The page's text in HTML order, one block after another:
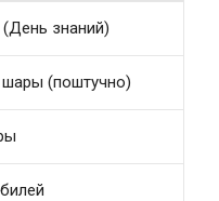
(День знаний)
(поштучно)